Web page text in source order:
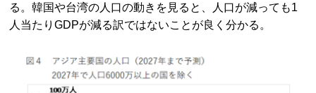
る。韓国や台湾の人口の動きを見ると、人口が減っても1
人当たりGDPが減る訳ではないことが良く分かる。